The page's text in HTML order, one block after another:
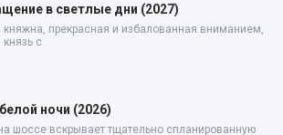
в светлые дни (2027)
княжна, прекрасная и избалованная вниманием,
с
ночи (2026)
шоссе вскрывает тщательно спланированную